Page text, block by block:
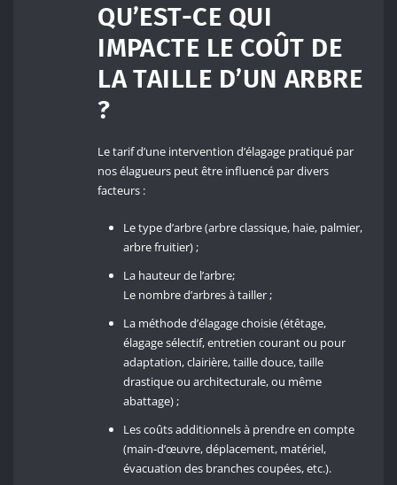
QU’EST-CE QUI
IMPACTE LE COÛT DE
LA TAILLE D’UN ARBRE
?
Le tarif d’une intervention d’élagage pratiqué par
nos élagueurs peut être influencé par divers
facteurs :
Le type d’arbre (arbre classique, haie, palmier,
arbre fruitier) ;
La hauteur de l’arbre;
Le nombre d’arbres à tailler ;
La méthode d’élagage choisie (étêtage,
élagage sélectif, entretien courant ou pour
adaptation, clairière, taille douce, taille
drastique ou architecturale, ou même
abattage) ;
Les coûts additionnels à prendre en compte
(main-d’œuvre, déplacement, matériel,
évacuation des branches coupées, etc.).